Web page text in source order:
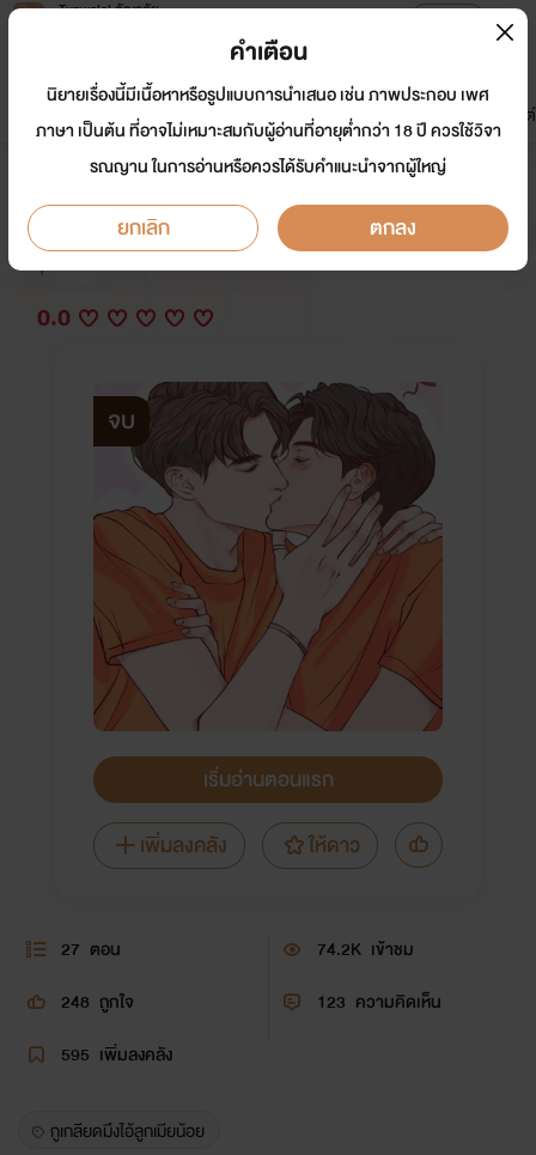
Tunwalai ธัญวลัย
หน้าแรก นิยาย อีบุ๊ก การ์ตูน
มาใหม่
ดรีมแชท ธัญลิสต์
มีE-book กูเกลียดมึงไอ้ลูกเมียน้อย
นักเขียน: มิน ตราา
Y
0.0
จบ
เริ่มอ่านตอนแรก
เพิ่มลงคลัง
ให้ดาว
27 ตอน 74.2K เข้าชม
248 ถูกใจ 123 ความคิดเห็น
595 เพิ่มลงคลัง
กูเกลียดมึงไอ้ลูกเมียน้อย
คำเตือน
นิยายเรื่องนี้มีเนื้อหาหรือรูปแบบการนำเสนอ เช่น ภาพประกอบ เพศ
ภาษา เป็นต้น ที่อาจไม่เหมาะสมกับผู้อ่านที่อายุต่ำกว่า 18 ปี ควรใช้วิจา
รณญาน ในการอ่านหรือควรได้รับคำแนะนำจากผู้ใหญ่
ยกเลิก ตกลง